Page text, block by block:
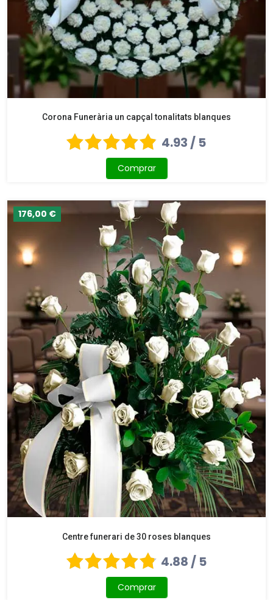
Corona Funerària un capçal tonalitats blanques
4.93 / 5
Comprar
176,00 €
Centre funerari de 30 roses blanques
4.88 / 5
Comprar